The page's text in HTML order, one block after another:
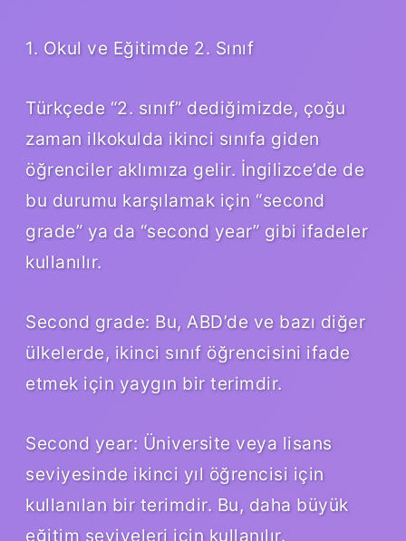
1. Okul ve Eğitimde 2. Sınıf
Türkçede “2. sınıf” dediğimizde, çoğu
zaman ilkokulda ikinci sınıfa giden
öğrenciler aklımıza gelir. İngilizce’de de
bu durumu karşılamak için “second
grade” ya da “second year” gibi ifadeler
kullanılır.
Second grade: Bu, ABD’de ve bazı diğer
ülkelerde, ikinci sınıf öğrencisini ifade
etmek için yaygın bir terimdir.
Second year: Üniversite veya lisans
seviyesinde ikinci yıl öğrencisi için
kullanılan bir terimdir. Bu, daha büyük
eğitim seviyeleri için kullanılır.